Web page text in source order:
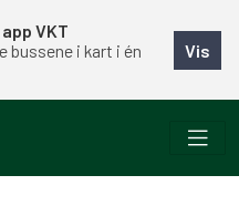
VKT
bussene i kart i én
Vis